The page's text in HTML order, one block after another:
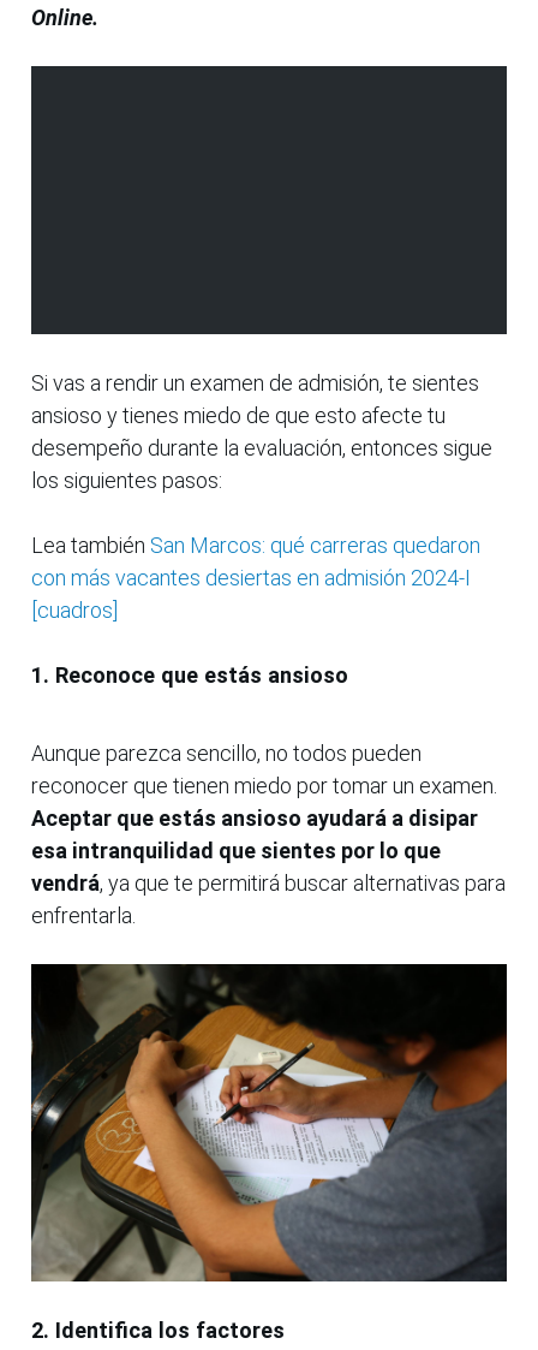
Online.
Si vas a rendir un examen de admisión, te sientes
ansioso y tienes miedo de que esto afecte tu
desempeño durante la evaluación, entonces sigue
los siguientes pasos:
Lea también San Marcos: qué carreras quedaron
con más vacantes desiertas en admisión 2024-I
[cuadros]
1. Reconoce que estás ansioso
Aunque parezca sencillo, no todos pueden
reconocer que tienen miedo por tomar un examen.
Aceptar que estás ansioso ayudará a disipar
esa intranquilidad que sientes por lo que
vendrá, ya que te permitirá buscar alternativas para
enfrentarla.
2. Identifica los factores